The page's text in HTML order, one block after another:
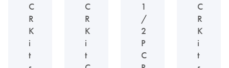
C
R
K
i
t
C
R
K
i
t
1
/
2
P
C
C
R
K
i
t